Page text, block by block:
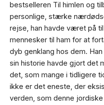
bestselleren Til himlen og
personlige, stærke
rejse, han havde været på
mennesker til ham for at
dyb genklang hos dem.
sin historie havde gjort det
det, som mange i tidligere
ikke er det eneste, der
verden, som denne